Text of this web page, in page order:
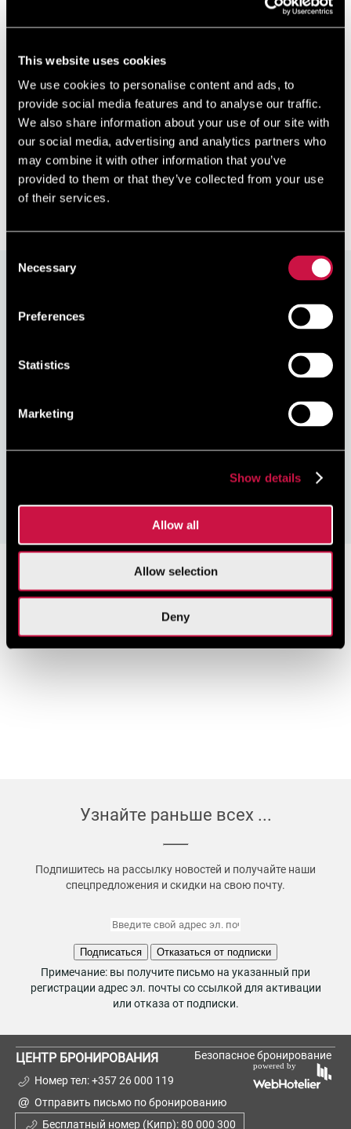
This website uses cookies
We use cookies to personalise content and ads, to
provide social media features and to analyse our traffic.
We also share information about your use of our site with
our social media, advertising and analytics partners who
may combine it with other information that you’ve
provided to them or that they’ve collected from your use
of their services.
Selection
Necessary
Preferences
Statistics
Marketing
Show details
Allow all
Allow selection
Deny
Эту винодельню в 1990 году основал Теодорос
Фикардос. Здесь, в виноградниках у деревень Пано-
Ародес и Чулу, преимущественно выращивают
виноград местных сортов Ганнуди, Маратефтико и
Ксинистери. Исполь ...
Развернуть информацию
Бронируйте на сайте и получите
Начните зарабатывать скидку при каждом бронировании
цены
онлайн-оплата
наценок за
Забронировать сейчас
Узнайте раньше всех ...
Подпишитесь на рассылку новостей и получайте наши
спецпредложения и скидки на свою почту.
Подписаться Отказаться от подписки
Примечание: вы получите письмо на указанный при
регистрации адрес эл. почты со ссылкой для активации
или отказа от подписки.
ЦЕНТР БРОНИРОВАНИЯ
Номер тел:+357 26 000 119
Отправить письмо по бронированию
Бесплатный номер (Кипр):80 000 300
Безопасное бронирование